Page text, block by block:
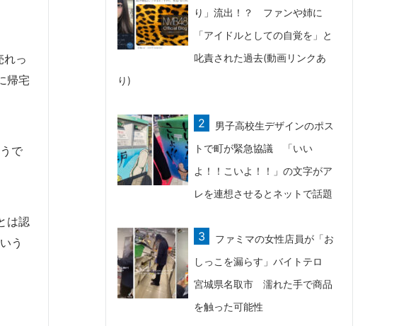
れっ
帰宅
で
は認
う
り」流出！？ ファンや姉に
「アイドルとしての自覚を」と
叱責された過去(動画リンクあ
り)
男子高校生デザインのポス
トで町が緊急協議 「いい
よ！！こいよ！！」の文字がア
レを連想させるとネットで話題
ファミマの女性店員が「お
しっこを漏らす」バイトテロ
宮城県名取市 濡れた手で商品
を触った可能性